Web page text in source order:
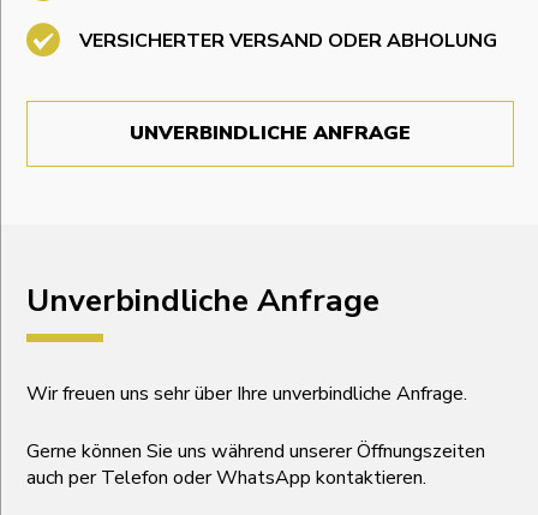
VERSICHERTER VERSAND ODER ABHOLUNG
UNVERBINDLICHE ANFRAGE
Unverbindliche Anfrage
Wir freuen uns sehr über Ihre unverbindliche Anfrage.
Gerne können Sie uns während unserer Öffnungszeiten
auch per Telefon oder WhatsApp kontaktieren.